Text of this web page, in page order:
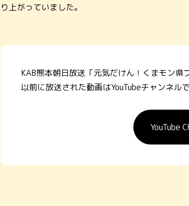
り上がっていました。
KAB熊本朝日放送「元気だけん！くまモン
以前に放送された動画はYouTubeチャンネル
YouTube